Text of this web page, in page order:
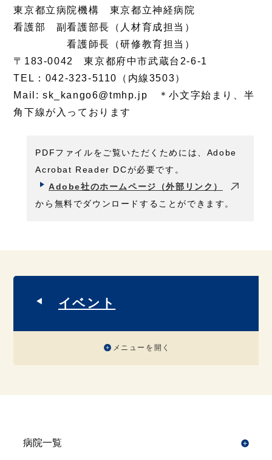
東京都立病院機構 東京都立神経病院
看護部 副看護部長（人材育成担当）
看護師長（研修教育担当）
〒183-0042 東京都府中市武蔵台2-6-1
TEL：042-323-5110（内線3503）
Mail: sk_kango6@tmhp.jp ＊小文字始まり、半
角下線が入っております
PDFファイルをご覧いただくためには、Adobe
Acrobat Reader DCが必要です。
Adobe社のホームページ（外部リンク）
から無料でダウンロードすることができます。
イベント
メニューを開く
病院一覧